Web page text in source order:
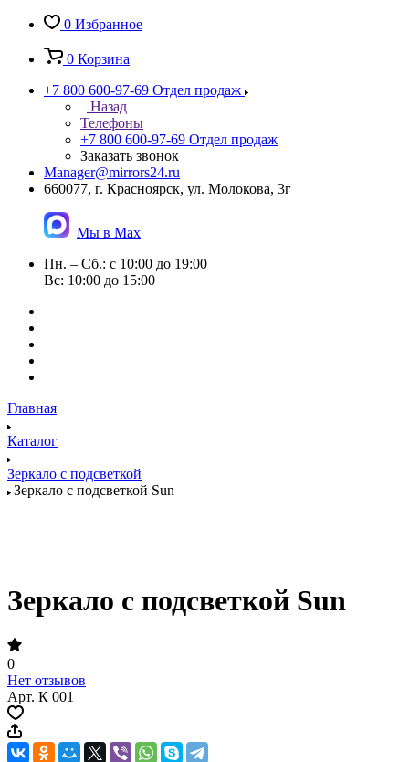
0 Избранное
0 Корзина
+7 800 600-97-69 Отдел продаж
Назад
Телефоны
+7 800 600-97-69 Отдел продаж
Заказать звонок
Manager@mirrors24.ru
660077, г. Красноярск, ул. Молокова, 3г
Мы в Max
Пн. – Сб.: с 10:00 до 19:00
Вс: 10:00 до 15:00
Главная
Каталог
Зеркало с подсветкой
Зеркало с подсветкой Sun
Зеркало с подсветкой Sun
0
Нет отзывов
Арт. К 001